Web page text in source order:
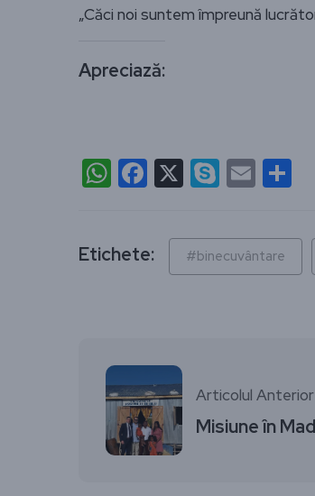
„Căci noi suntem împreună
Apreciază:
WhatsApp
Facebook
X Skype
Email
Etichete: #binecuvântare
Articolul Anterior
Misiune în